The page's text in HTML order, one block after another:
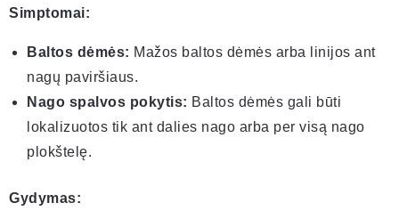
Simptomai:
Baltos dėmės: Mažos baltos dėmės arba linijos ant
nagų paviršiaus.
Nago spalvos pokytis: Baltos dėmės gali būti
lokalizuotos tik ant dalies nago arba per visą nago
plokštelę.
Gydymas: